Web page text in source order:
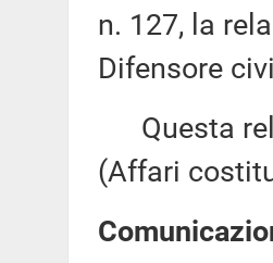
n. 127, la
Difensore
Questa
(Affari